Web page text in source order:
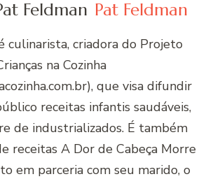
Feldman Pat Feldman
culinarista, criadora do Projeto
na Cozinha
que visa difundir
receitas infantis saudáveis,
de industrializados. É também
receitas A Dor de Cabeça Morre
em parceria com seu marido, o